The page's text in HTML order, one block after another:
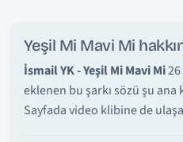
Yeşil Mi Mavi Mi
İsmail YK - Yeşil Mi Mavi Mi26
eklenen bu şarkı sözü şu
Sayfada video klibine de